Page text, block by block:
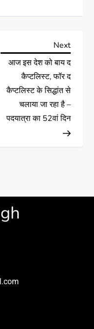
Next
आज इस देश को बाय द
कैप्टलिस्ट, फॉर द
कैप्टलिस्ट के सिद्धांत से
चलाया जा रहा है –
पदयात्रा का 52वां दिन